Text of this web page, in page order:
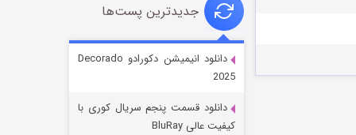
قسمت ۶ (زیرنویس)
جدیدترین پست‌ها
دانلود انیمیشن دکورادو Decorado
2025
دانلود قسمت پنجم سریال کوری با
کیفیت عالی BluRay